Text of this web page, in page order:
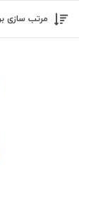
مرتب سازی